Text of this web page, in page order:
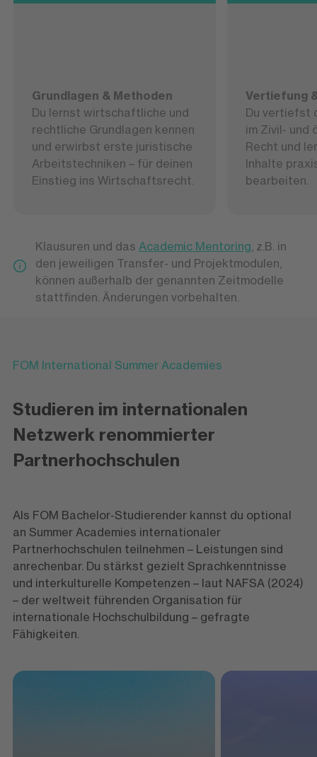
Grundlagen & Methoden
Du lernst wirtschaftliche und
rechtliche Grundlagen kennen
und erwirbst erste juristische
Arbeitstechniken – für deinen
Einstieg ins Wirtschaftsrecht.
Vertiefung
Du vertiefst
im Zivil- und
Recht und
Inhalte
bearbeiten.
Klausuren und das Academic Mentoring , z.B. in
den jeweiligen Transfer- und Projektmodulen,
können außerhalb der genannten Zeitmodelle
stattfinden. Änderungen vorbehalten.
FOM International Summer Academies
Studieren im internationalen
Netzwerk renommierter
Partnerhochschulen
Als FOM Bachelor-Studierender kannst du optional
an Summer Academies internationaler
Partnerhochschulen teilnehmen – Leistungen sind
anrechenbar. Du stärkst gezielt Sprachkenntnisse
und interkulturelle Kompetenzen – laut NAFSA (2024)
– der weltweit führenden Organisation für
internationale Hochschulbildung – gefragte
Fähigkeiten.